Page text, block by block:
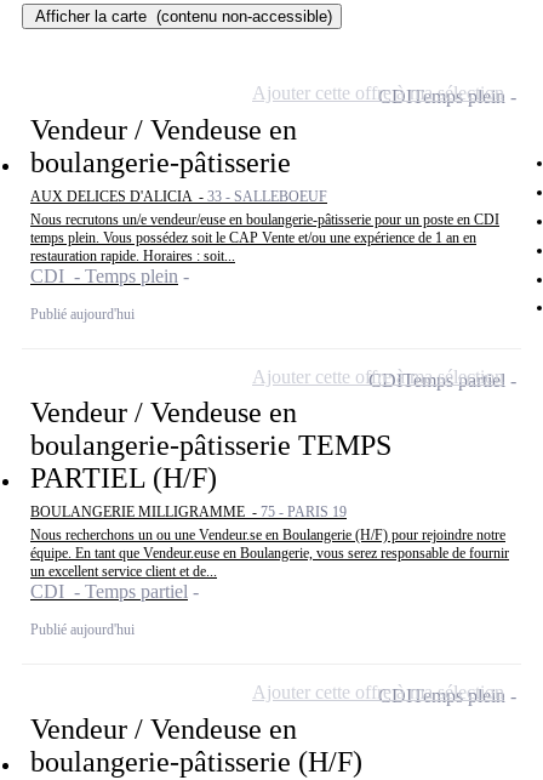
Afficher la carte (contenu non-accessible)
Vendeur / Vendeuse en
boulangerie-pâtisserie
AUX DELICES D'ALICIA - 33 - SALLEBOEUF
Nous recrutons un/e vendeur/euse en boulangerie-pâtisserie pour un poste en CDI
temps plein. Vous possédez soit le CAP Vente et/ou une expérience de 1 an en
restauration rapide. Horaires : soit...
CDI - Temps plein
Publié aujourd'hui
CDITemps plein
Ajouter cette offre à ma sélection
Vendeur / Vendeuse en
boulangerie-pâtisserie TEMPS
PARTIEL (H/F)
BOULANGERIE MILLIGRAMME - 75 - PARIS 19
Nous recherchons un ou une Vendeur.se en Boulangerie (H/F) pour rejoindre notre
équipe. En tant que Vendeur.euse en Boulangerie, vous serez responsable de fournir
un excellent service client et de...
CDI - Temps partiel
Publié aujourd'hui
CDITemps partiel
Ajouter cette offre à ma sélection
Vendeur / Vendeuse en
boulangerie-pâtisserie (H/F)
CDITemps plein
Ajouter cette offre à ma sélection